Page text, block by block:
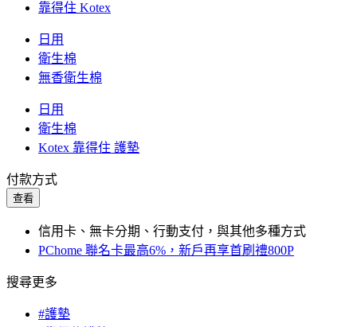
靠得住 Kotex
日用
衛生棉
無香衛生棉
日用
衛生棉
Kotex 靠得住 護墊
付款方式
查看
信用卡、無卡分期、行動支付，與其他多種方式
PChome 聯名卡最高6%，新戶再享首刷禮800P
搜尋更多
#護墊